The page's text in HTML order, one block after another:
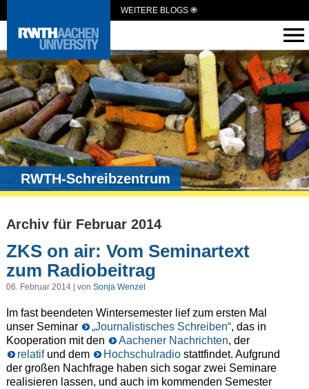
WEITERE BLOGS
RWTH-Schreibzentrum
Archiv für Februar 2014
ZKS on air: Vom Seminartext
zum Radiobeitrag
06. Februar 2014 | von Sonja Wenzel
Im fast beendeten Wintersemester lief zum ersten Mal
unser Seminar
„Journalistisches Schreiben“, das in
Kooperation mit den
Aachener Nachrichten, der
relatifund dem Hochschulradiostattfindet. Aufgrund
der großen Nachfrage haben sich sogar zwei Seminare
realisieren lassen, und auch im kommenden Semester